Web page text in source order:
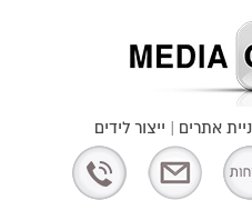
אתרים | ייצור לידים